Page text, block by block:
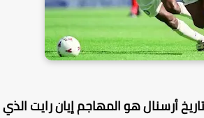
أرسنال هو المهاجم إيان رايت الذي